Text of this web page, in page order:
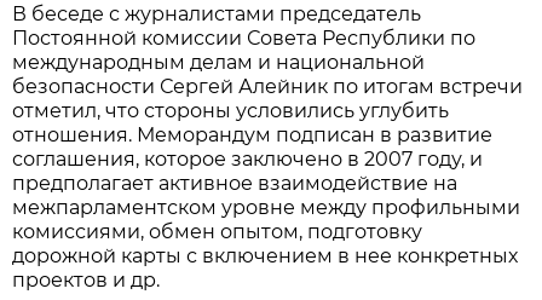
В беседе с журналистами председатель
Постоянной комиссии Совета Республики по
международным делам и национальной
безопасности Сергей Алейник по итогам встречи
отметил, что стороны условились углубить
отношения. Меморандум подписан в развитие
соглашения, которое заключено в 2007 году, и
предполагает активное взаимодействие на
межпарламентском уровне между профильными
комиссиями, обмен опытом, подготовку
дорожной карты с включением в нее конкретных
проектов и др.